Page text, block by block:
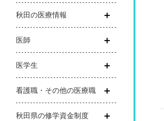
秋田の医療情報
医師
医学生
看護職・その他の医療職
秋田県の修学資金制度